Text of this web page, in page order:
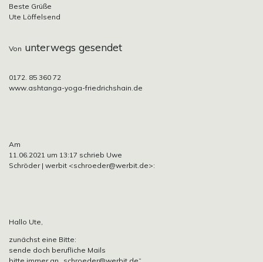
Beste Grüße
Ute Löffelsend
Von unterwegs gesendet
0172. 85 360 72
www.ashtanga-yoga-friedrichshain.de
Am
11.06.2021 um 13:17 schrieb Uwe
Schröder | werbit <schroeder@werbit.de>:
Hallo Ute,
zunächst eine Bitte:
sende doch berufliche Mails